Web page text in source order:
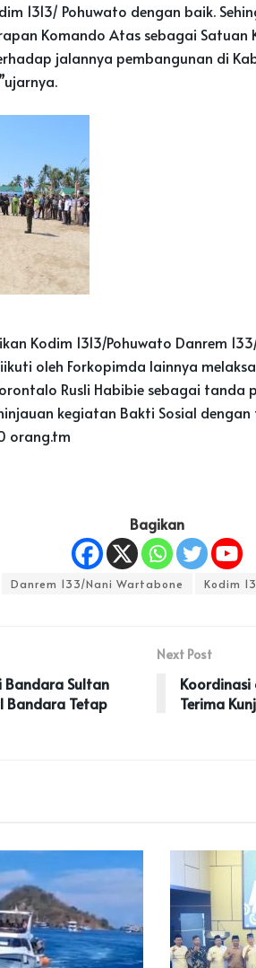
1313/ Pohuwato dengan baik.
Komando Atas sebagai
jalannya pembangunan di
Kodim 1313/Pohuwato Danrem
oleh Forkopimda lainnya
Rusli Habibie sebagai
kegiatan Bakti Sosial
orang.tm
Bagikan
Danrem 133/Nani Wartabone Kodim
Bandara Sultan
Bandara Tetap
Next Post
Koordinasi
Terima